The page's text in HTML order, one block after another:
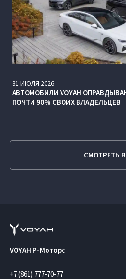
31 ИЮЛЯ 2026
АВТОМОБИЛИ VOYAH
ПОЧТИ 90% СВОИХ ВЛАДЕЛЬЦЕВ
СМОТРЕТЬ
VOYAH Р-Моторс
+7 (861) 777-70-77